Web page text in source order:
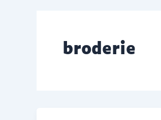
broderie